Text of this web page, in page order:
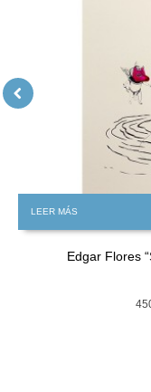
LEER MÁS
Edgar Flores